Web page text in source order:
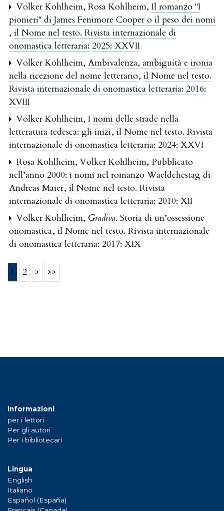
Volker Kohlheim, Rosa Kohlheim, Il romanzo "I
pionieri" di James Fenimore Cooper o il peso dei nomi
, il Nome nel testo. Rivista internazionale di
onomastica letteraria: 2025: XXVII
Volker Kohlheim, Ambivalenza, ambiguità e ironia
nella ricezione del nome letterario, il Nome nel testo.
Rivista internazionale di onomastica letteraria: 2016:
XVIII
Volker Kohlheim, I nomi delle strade nella
letteratura tedesca: gli inizi, il Nome nel testo. Rivista
internazionale di onomastica letteraria: 2024: XXVI
Rosa Kohlheim, Volker Kohlheim, Pubblicato
nell’anno 2000: i nomi nel romanzo Waeldchestag di
Andreas Maier, il Nome nel testo. Rivista
internazionale di onomastica letteraria: 2010: XII
Volker Kohlheim, Gradiva. Storia di un’ossessione
onomastica, il Nome nel testo. Rivista internazionale
di onomastica letteraria: 2017: XIX
1 2 > >>
Informazioni
per i lettori
Per gli autori
Per i bibliotecari
Lingua
English
Italiano
Español (España)